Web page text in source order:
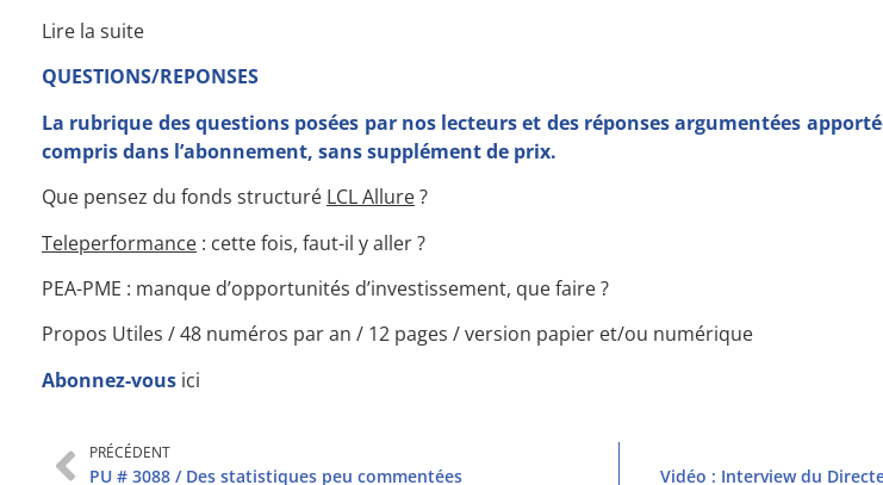
Lire la suite
QUESTIONS/REPONSES
La rubrique des questions posées par nos lecteurs et des réponses argumentées
compris dans l’abonnement, sans supplément de prix.
Que pensez du fonds structuré LCL Allure?
Teleperformance : cette fois, faut-il y aller ?
PEA-PME : manque d’opportunités d’investissement, que faire ?
Propos Utiles / 48 numéros par an / 12 pages / version papier et/ou numérique
Abonnez-vous ici
PRÉCÉDENT
PU # 3088 / Des statistiques peu commentées Vidéo : Interview du